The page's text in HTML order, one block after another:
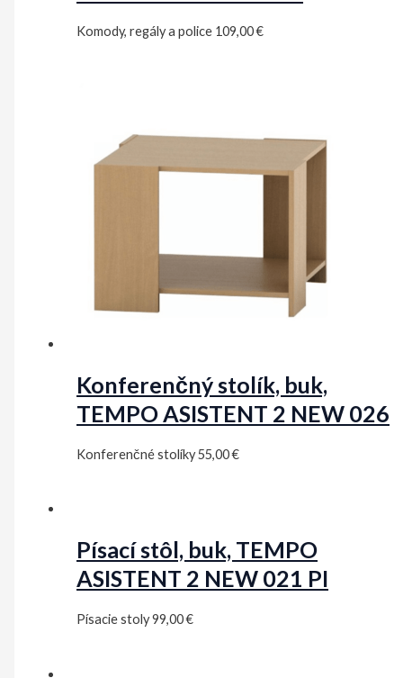
Komody, regály a police 109,00€
Konferenčný stolík, buk,
TEMPO ASISTENT 2 NEW 026
Konferenčné stolíky55,00€
Písací stôl, buk, TEMPO
ASISTENT 2 NEW 021 PI
Písacie stoly99,00€